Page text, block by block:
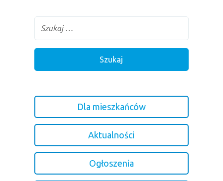
Dla mieszkańców
Aktualności
Ogłoszenia